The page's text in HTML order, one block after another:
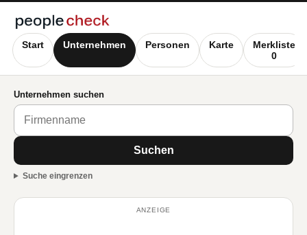
Start Unternehmen Personen Karte
Merkliste
0
Unternehmen suchen
Suchen
Suche eingrenzen
ANZEIGE